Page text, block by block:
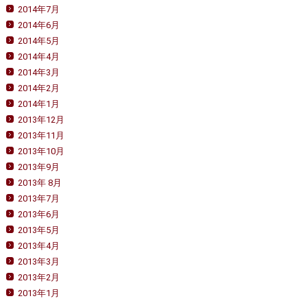
2014年7月
2014年6月
2014年5月
2014年4月
2014年3月
2014年2月
2014年1月
2013年12月
2013年11月
2013年10月
2013年9月
2013年 8月
2013年7月
2013年6月
2013年5月
2013年4月
2013年3月
2013年2月
2013年1月